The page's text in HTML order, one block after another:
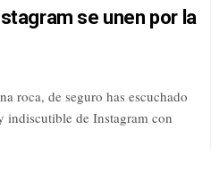
se unen por la
roca, de seguro has escuchado
indiscutible de Instagram con